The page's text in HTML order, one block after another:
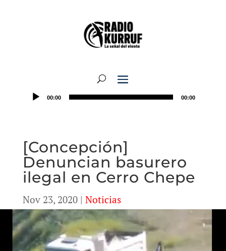
00:00 00:00
[Concepción]
Denuncian basurero
ilegal en Cerro Chepe
Nov 23, 2020| Noticias